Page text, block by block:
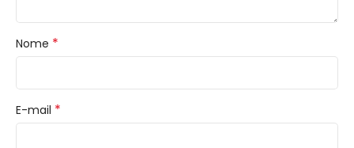
Nome *
E-mail *